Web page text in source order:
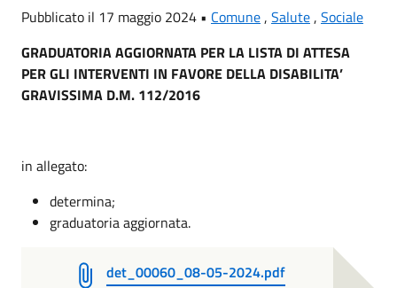
Pubblicato il 17 maggio 2024 • Comune, Salute, Sociale
GRADUATORIA AGGIORNATA PER LA LISTA DI ATTESA
PER GLI INTERVENTI IN FAVORE DELLA DISABILITA’
GRAVISSIMA D.M. 112/2016
in allegato:
determina;
graduatoria aggiornata.
det_00060_08-05-2024.pdf